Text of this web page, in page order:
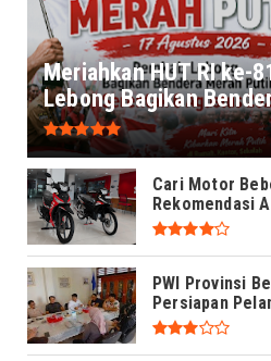
Meriahkan HUT RI ke-
Lebong Bagikan
Cari Motor
Rekomendasi
PWI Provinsi
Persiapan